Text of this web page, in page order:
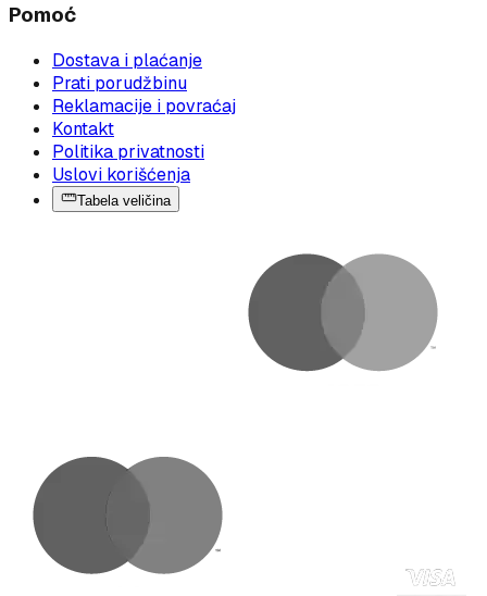
Pomoć
Dostava i plaćanje
Prati porudžbinu
Reklamacije i povraćaj
Kontakt
Politika privatnosti
Uslovi korišćenja
Tabela veličina